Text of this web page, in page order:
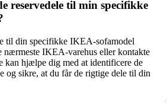
reservedele til min specifikke
til din specifikke IKEA-sofamodel
nærmeste IKEA-varehus eller kontakte
kan hjælpe dig med at identificere de
og sikre, at du får de rigtige dele til din